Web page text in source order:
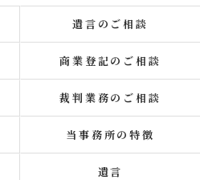
遺言のご相談
商業登記のご相談
裁判業務のご相談
当事務所の特徴
遺言